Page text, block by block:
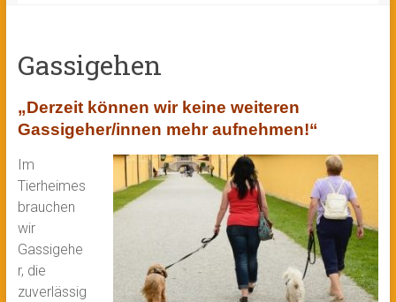
Gassigehen
„Derzeit können wir keine weiteren
Gassigeher/innen mehr aufnehmen!“
Im
Tierheimes
brauchen
wir
Gassigehe
r, die
zuverlässig